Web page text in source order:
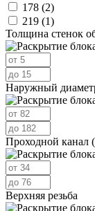
178 (2)
219 (1)
Толщина стенок
Наружный
Проходной канал
Верхняя резьба